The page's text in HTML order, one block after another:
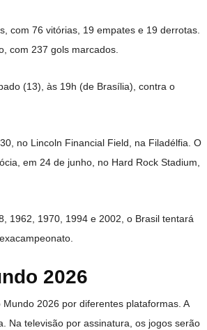
com 76 vitórias, 19 empates e 19 derrotas.
com 237 gols marcados.
(13), às 19h (de Brasília), contra o
no Lincoln Financial Field, na Filadélfia. O
em 24 de junho, no Hard Rock Stadium,
1962, 1970, 1994 e 2002, o Brasil tentará
2026
2026 por diferentes plataformas. A
Na televisão por assinatura, os jogos serão